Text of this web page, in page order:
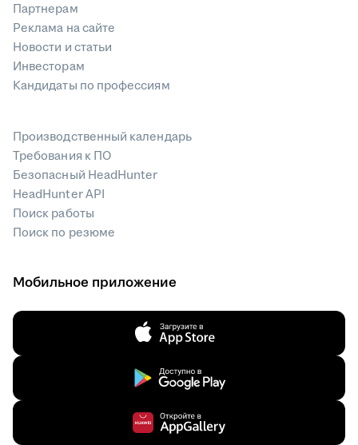
Партнерам
Реклама на сайте
Новости и статьи
Инвесторам
Кандидаты по профессиям
Производственный календарь
Требования к ПО
Безопасный HeadHunter
HeadHunter API
Поиск работы
Поиск по резюме
Мобильное приложение